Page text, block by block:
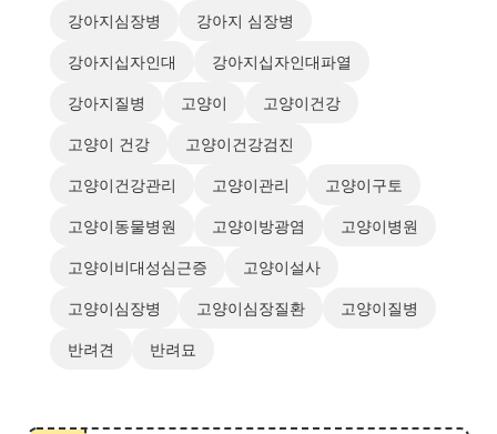
강아지심장병
강아지 심장병
강아지십자인대
강아지십자인대파열
강아지질병
고양이
고양이건강
고양이 건강
고양이건강검진
고양이건강관리
고양이관리
고양이구토
고양이동물병원
고양이방광염
고양이병원
고양이비대성심근증
고양이설사
고양이심장병
고양이심장질환
고양이질병
반려견
반려묘